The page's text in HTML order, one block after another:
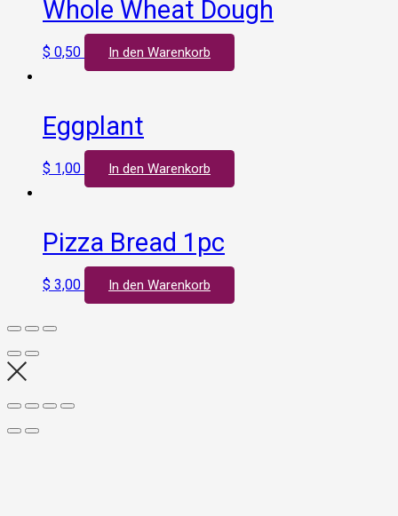
Whole Wheat Dough
$ 0,50 In den Warenkorb
Eggplant
$ 1,00 In den Warenkorb
Pizza Bread 1pc
$ 3,00 In den Warenkorb